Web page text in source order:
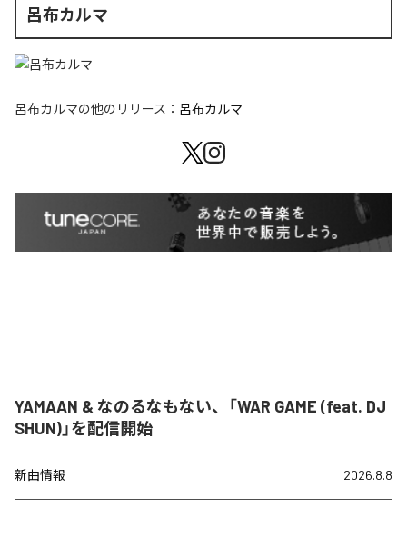
呂布カルマ
呂布カルマの他のリリース： 呂布カルマ
YAMAAN & なのるなもない、「WAR GAME (feat. DJ
SHUN)」を配信開始
新曲情報 2026.8.8